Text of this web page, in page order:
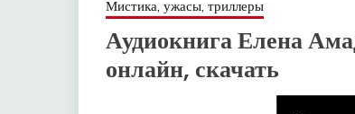
Мистика, ужасы, триллеры
Аудиокнига Елена
онлайн, скачать